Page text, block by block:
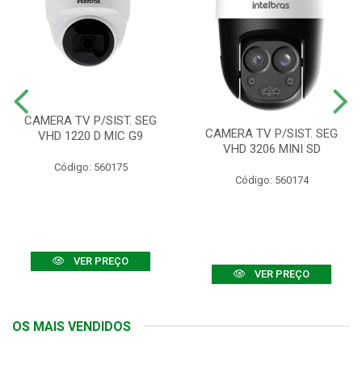
CAMERA TV P/SIST. SEG
VHD 1220 D MIC G9
Código: 560175
VER PREÇO
CAMERA TV P/SIST. SEG
VHD 3206 MINI SD
Código: 560174
VER PREÇO
OS MAIS VENDIDOS